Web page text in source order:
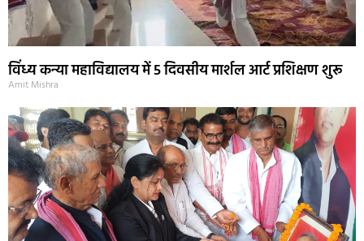
विंध्य कन्या महाविद्यालय में 5 दिवसीय मार्शल आर्ट प्रशिक्षण शुरू
Amit Mishra